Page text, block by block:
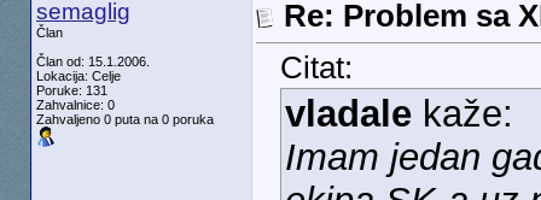
semaglig
Član
Član od: 15.1.2006.
Lokacija: Celje
Poruke: 131
Zahvalnice: 0
Zahvaljeno 0 puta na 0 poruka
Re: Problem sa
Citat:
vladalekaže:
Imam jedan